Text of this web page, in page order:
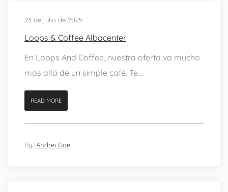
23 de julio de 2025
Loops & Coffee Albacenter
En Loops And Coffee, nuestra oferta va mucho
más allá de un simple café. Te...
READ MORE
By Andrei Gae